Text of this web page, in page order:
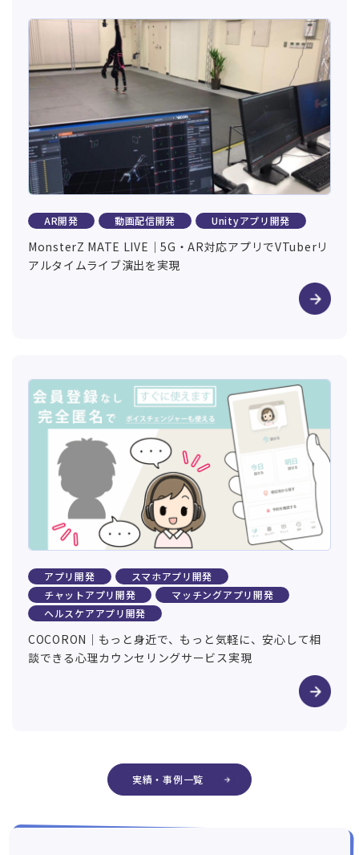
AR開発 動画配信開発 Unityアプリ開発
MonsterZ MATE LIVE｜5G・AR対応アプリでVTuberリ
アルタイムライブ演出を実現
アプリ開発
スマホアプリ開発
チャットアプリ開発
マッチングアプリ開発
ヘルスケアアプリ開発
COCORON｜もっと身近で、もっと気軽に、安心して相
談できる心理カウンセリングサービス実現
実績・事例一覧